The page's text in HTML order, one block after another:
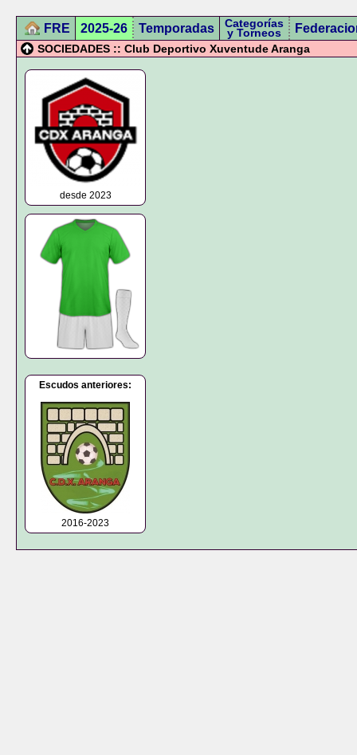
FRE 2025-26 Temporadas Categorías
y Torneos
SOCIEDADES :: Club Deportivo Xuventude Aranga
desde 2023
Escudos anteriores:
2016-2023